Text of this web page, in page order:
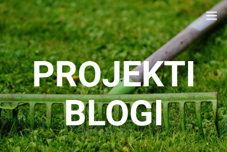
PROJEKTI
BLOGI